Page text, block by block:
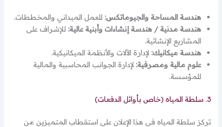
هندسة المساحة والجيوماتكس: للعمل الميداني والمخططات.
هندسة مدنية / هندسة إنشاءات وأبنية عالية: للإشراف على
المشاريع الإنشائية.
هندسة ميكانيك: لإدارة الآلات والأنظمة الميكانيكية.
علوم مالية ومصرفية: لإدارة الجوانب المحاسبية والمالية
للمؤسسة.
3. سلطة المياه (خاص بأوائل الدفعات)
تركز سلطة المياه في هذا الإعلان على استقطاب المتميزين من